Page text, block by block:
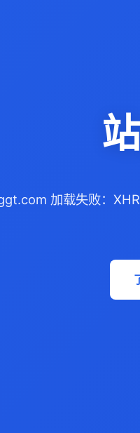
加载失败：